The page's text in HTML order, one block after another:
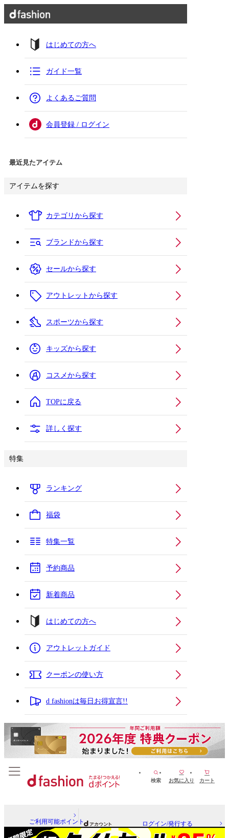
はじめての方へ
ガイド一覧
よくあるご質問
会員登録 / ログイン
最近見たアイテム
アイテムを探す
カテゴリから探す
ブランドから探す
セールから探す
アウトレットから探す
スポーツから探す
キッズから探す
コスメから探す
TOPに戻る
詳しく探す
特集
ランキング
福袋
特集一覧
予約商品
新着商品
はじめての方へ
アウトレットガイド
クーポンの使い方
d fashionは毎日お得宣言!!
検索 お気に入り カート
ご利用可能ポイント ログイン/発行する